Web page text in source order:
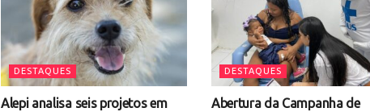
DESTAQUES
Alepi analisa seis projetos em
DESTAQUES
Abertura da Campanha de